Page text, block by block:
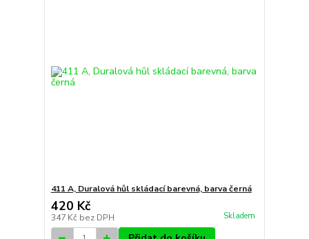
411 A, Duralová hůl skládací barevná, barva černá
420 Kč
347 Kč bez DPH Skladem